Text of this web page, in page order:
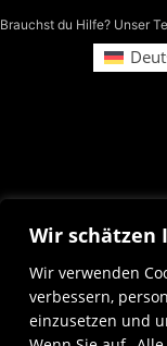
Wir schätzen
Wir verwenden
verbessern,
einzusetzen und
Brauchst du Hilfe? Unser